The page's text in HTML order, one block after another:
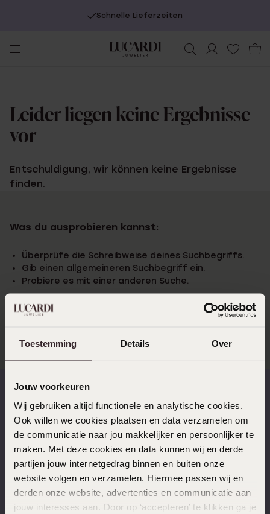
Toestemming Details Over
Jouw voorkeuren
Wij gebruiken altijd functionele en analytische cookies.
Ook willen we cookies plaatsen en data verzamelen om
de communicatie naar jou makkelijker en persoonlijker te
maken. Met deze cookies en data kunnen wij en derde
partijen jouw internetgedrag binnen en buiten onze
website volgen en verzamelen. Hiermee passen wij en
derden onze website, advertenties en communicatie aan
jouw interesses aan. Door op ‘accepteren’ te klikken ga je
Schnelle Lieferzeiten
Leider liegen keine Ergebnisse
vor
Entschuldigung, wir können keine Ergebnisse
finden.
Was du ausprobieren kannst:
Überprüfe die Schreibweise deines Suchbegriffs.
Gib einen allgemeineren Suchbegriff ein.
Probiere es mit einer anderen Suche.
Schnelle Lieferzeiten
14 Tage kostenlos
zurücksenden
Kostenloser Versand ab
€49
Bewertet mit 4,58 / 5
(55.000+ reviews)